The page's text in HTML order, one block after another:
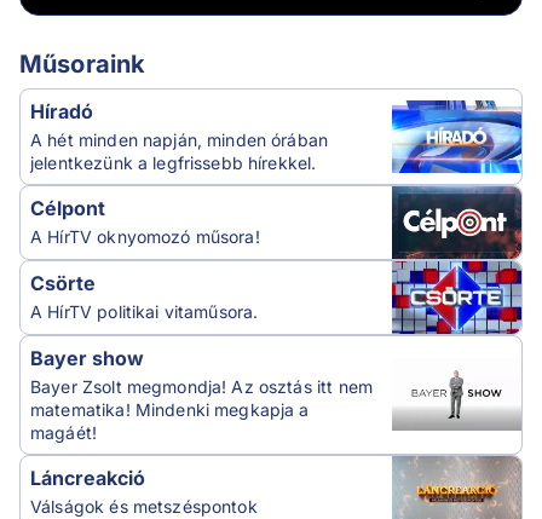
Műsoraink
Híradó
A hét minden napján, minden órában
jelentkezünk a legfrissebb hírekkel.
Célpont
A HírTV oknyomozó műsora!
Csörte
A HírTV politikai vitaműsora.
Bayer show
Bayer Zsolt megmondja! Az osztás itt nem
matematika! Mindenki megkapja a
magáét!
Láncreakció
Válságok és metszéspontok